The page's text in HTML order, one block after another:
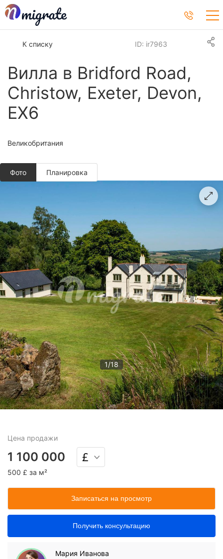
К списку
Вилла в Bridford Road,
Christow, Exeter, Devon,
EX6
ID: ir7963
Великобритания
Фото
1/18
Планировкa
Цена продажи
1 100 000
500 £ за м²
Записаться на просмотр
Получить консультацию
Мария Иванова